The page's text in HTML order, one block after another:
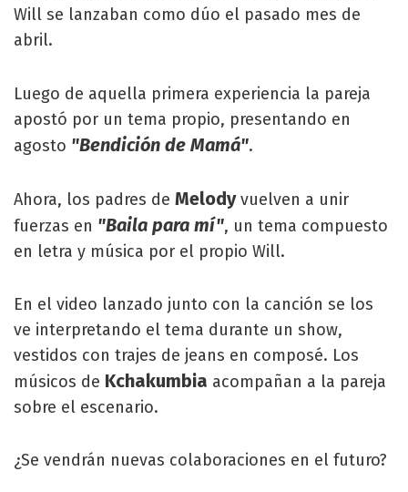
Will se lanzaban como dúo el pasado mes de
abril.
Luego de aquella primera experiencia la pareja
apostó por un tema propio, presentando en
agosto "Bendición de Mamá".
Ahora, los padres de Melodyvuelven a unir
fuerzas en "Baila para mí", un tema compuesto
en letra y música por el propio Will.
En el video lanzado junto con la canción se los
ve interpretando el tema durante un show,
vestidos con trajes de jeans en composé. Los
músicos de Kchakumbia acompañan a la pareja
sobre el escenario.
¿Se vendrán nuevas colaboraciones en el futuro?